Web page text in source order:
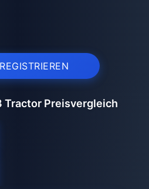
Tractor Preisvergleich